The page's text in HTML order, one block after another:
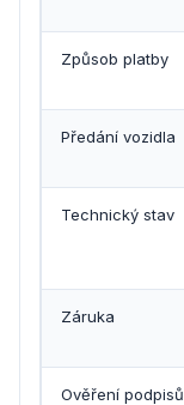
Způsob platby
Předání vozidla
Technický stav
Záruka
Ověření podpisů